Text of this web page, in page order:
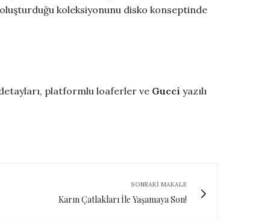
koleksiyonunu disko konseptinde
platformlu loaferler ve Gucci yazılı
SONRAKI MAKALE
Karın Çatlakları İle Yaşamaya Son!